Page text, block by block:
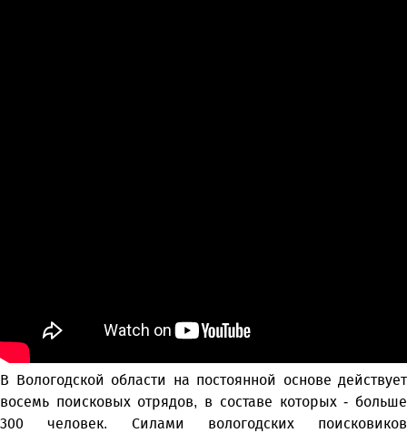
В Вологодской области на постоянной основе действует
восемь поисковых отрядов, в составе которых - больше
300 человек. Силами вологодских поисковиков